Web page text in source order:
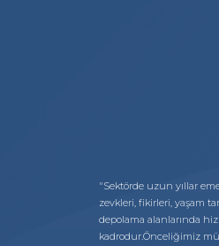
"Sektörde uzun yıllar
zevkleri, fikirleri, yaşam
depolama alanlarında
kadrodur.Önceliğimiz